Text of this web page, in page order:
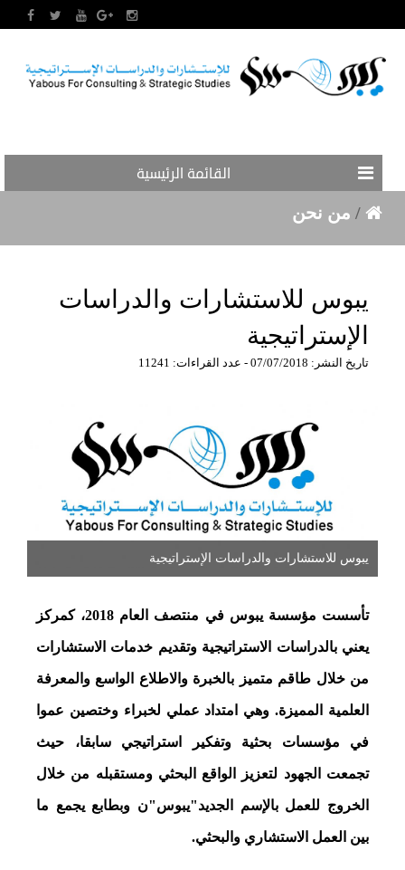
القائمة الرئيسية
/ من نحن
يبوس للاستشارات والدراسات
الإستراتيجية
تاريخ النشر: 07/07/2018 - عدد القراءات: 11241
يبوس للاستشارات والدراسات الإستراتيجية
تأسست مؤسسة يبوس في منتصف العام 2018، كمركز
يعني بالدراسات الاستراتيجية وتقديم خدمات الاستشارات
من خلال طاقم متميز بالخبرة والاطلاع الواسع والمعرفة
العلمية المميزة. وهي امتداد عملي لخبراء وختصين عموا
في مؤسسات بحثية وتفكير استراتيجي سابقا، حيث
تجمعت الجهود لتعزيز الواقع البحثي ومستقبله من خلال
الخروج للعمل بالإسم الجديد"يبوس"ن وبطابع يجمع ما
بين العمل الاستشاري والبحثي.